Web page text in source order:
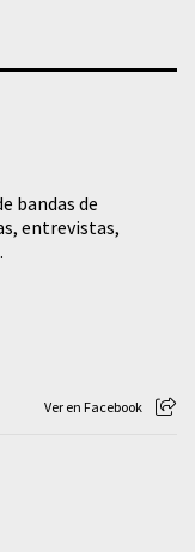
bandas de
entrevistas,
Ver en Facebook